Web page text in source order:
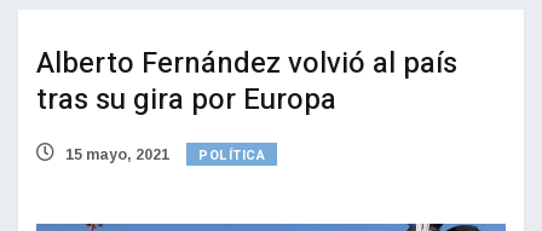
Alberto Fernández volvió al país
tras su gira por Europa
15 mayo, 2021 POLÍTICA